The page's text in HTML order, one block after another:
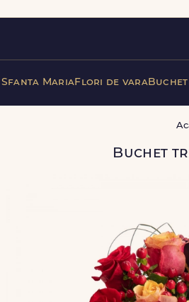
Sfanta MariaFlori de vara
Buchet